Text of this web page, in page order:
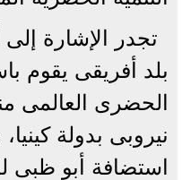
تجدر الإشارة
بلد أفريقى يقوم
الحضرى العالمى
نيروبى بدولة
استضافة أبو ظبى